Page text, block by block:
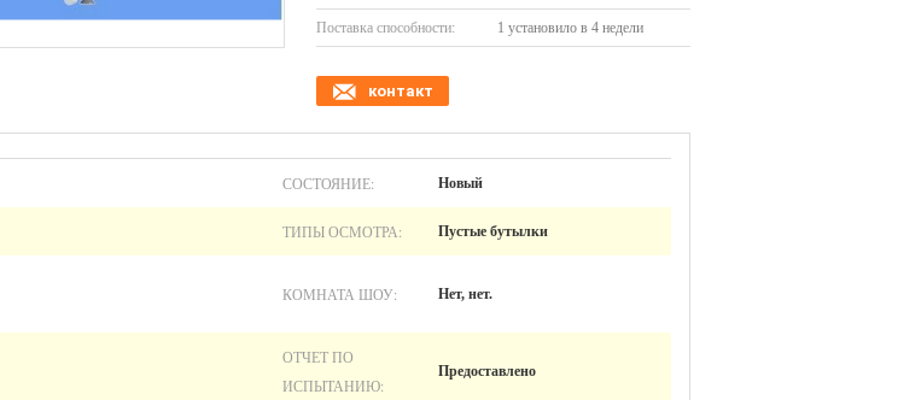
Поставка способности: 1 установило в 4 недели
контакт
СОСТОЯНИЕ: Новый
ТИПЫ ОСМОТРА: Пустые бутылки
КОМНАТА ШОУ: Нет, нет.
ОТЧЕТ ПО
ИСПЫТАНИЮ:
Предоставлено